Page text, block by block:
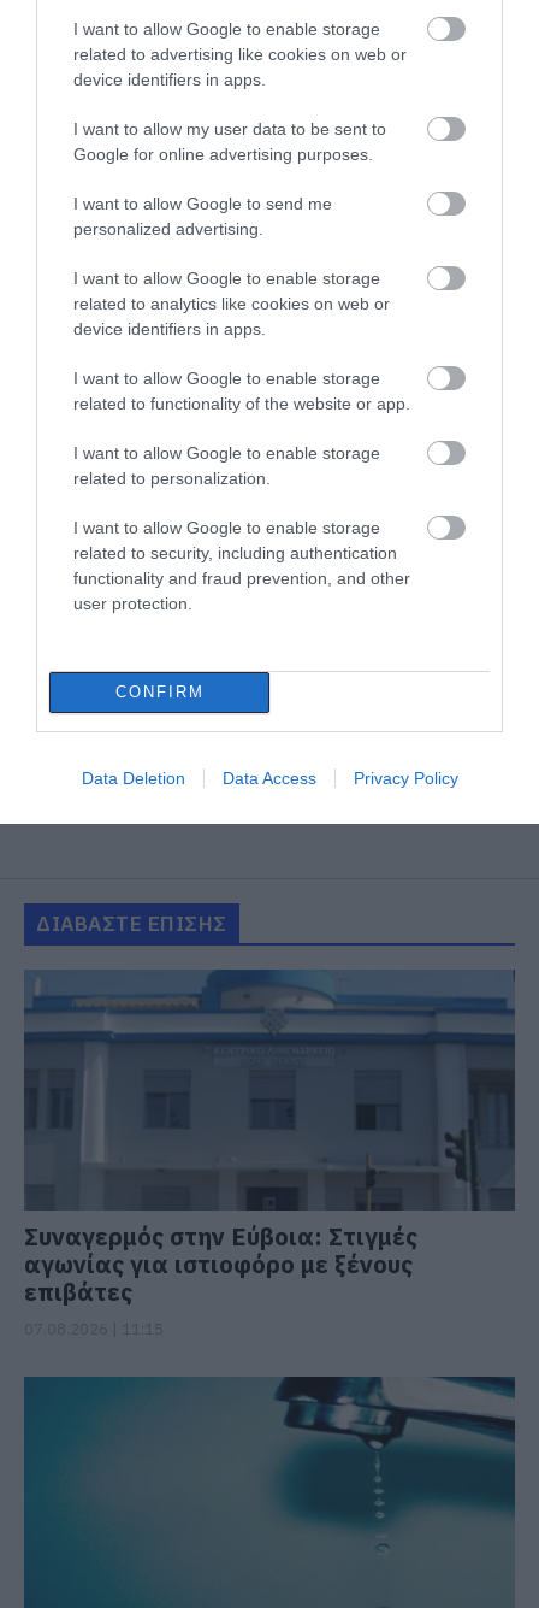
I want to allow Google to enable storage
related to advertising like cookies on web or
device identifiers in apps.
I want to allow my user data to be sent to
Google for online advertising purposes.
I want to allow Google to send me
personalized advertising.
I want to allow Google to enable storage
related to analytics like cookies on web or
device identifiers in apps.
I want to allow Google to enable storage
related to functionality of the website or app.
I want to allow Google to enable storage
related to personalization.
I want to allow Google to enable storage
related to security, including authentication
functionality and fraud prevention, and other
user protection.
CONFIRM
Data Deletion Data Access Privacy Policy
ΔΙΑΒΑΣΤΕ ΕΠΙΣΗΣ
Συναγερμός στην Εύβοια: Στιγμές
αγωνίας για ιστιοφόρο με ξένους
επιβάτες